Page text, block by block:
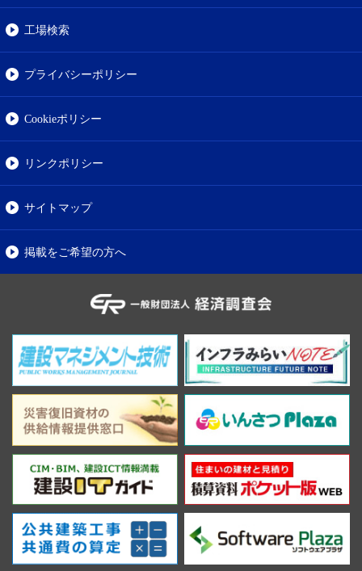
工場検索
プライバシーポリシー
Cookieポリシー
リンクポリシー
サイトマップ
掲載をご希望の方へ